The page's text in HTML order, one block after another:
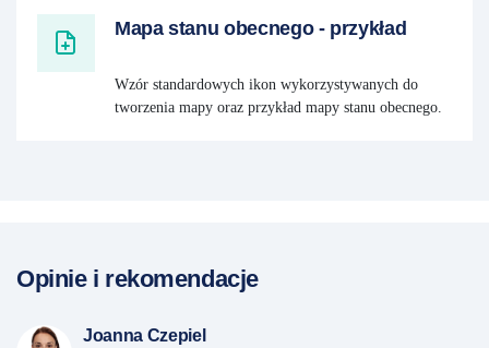
Mapa stanu obecnego - przykład
Wzór standardowych ikon wykorzystywanych do
tworzenia mapy oraz przykład mapy stanu obecnego.
Opinie i rekomendacje
Joanna Czepiel